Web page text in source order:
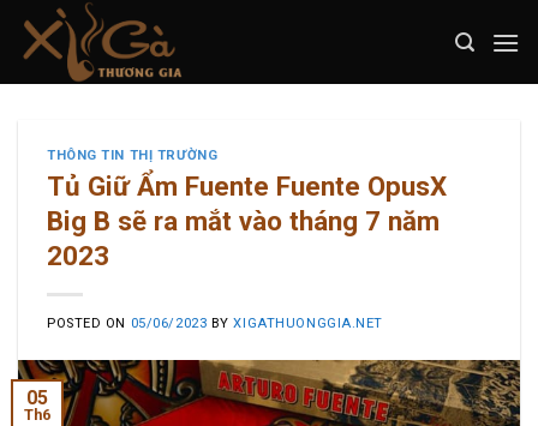
THÔNG TIN THỊ TRƯỜNG
Tủ Giữ Ẩm Fuente Fuente OpusX
Big B sẽ ra mắt vào tháng 7 năm
2023
POSTED ON 05/06/2023 BYXIGATHUONGGIA.NET
05
Th6